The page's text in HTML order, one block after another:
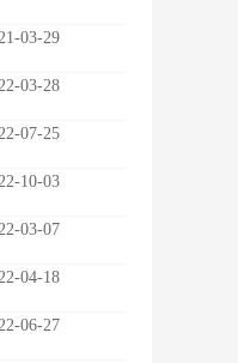
03-29
03-28
07-25
10-03
03-07
04-18
06-27